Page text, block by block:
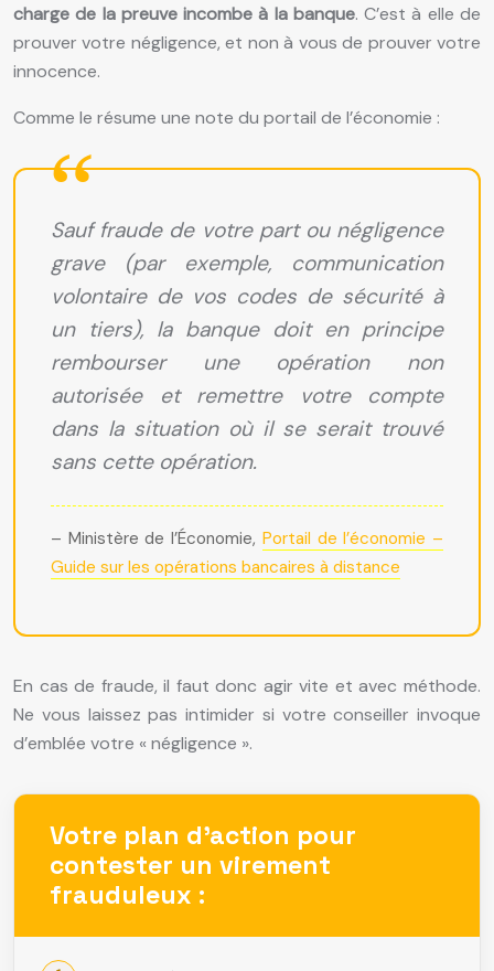
charge de la preuve incombe à la banque. C’est à elle de
prouver votre négligence, et non à vous de prouver votre
innocence.
Comme le résume une note du portail de l’économie :
Sauf fraude de votre part ou négligence
grave (par exemple, communication
volontaire de vos codes de sécurité à
un tiers), la banque doit en principe
rembourser une opération non
autorisée et remettre votre compte
dans la situation où il se serait trouvé
sans cette opération.
– Ministère de l’Économie, Portail de l’économie –
Guide sur les opérations bancaires à distance
En cas de fraude, il faut donc agir vite et avec méthode.
Ne vous laissez pas intimider si votre conseiller invoque
d’emblée votre « négligence ».
Votre plan d’action pour
contester un virement
frauduleux :